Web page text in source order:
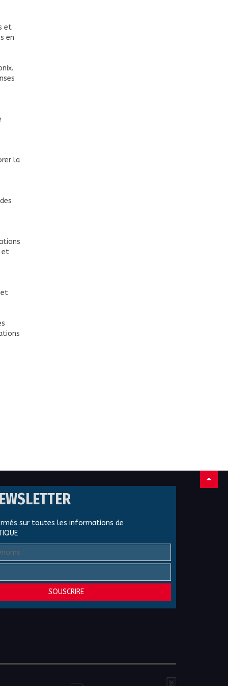
et
en
la
et
et
sur toutes les informations de